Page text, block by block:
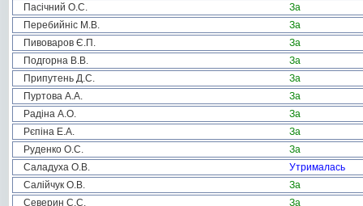
Пасічний О.С.
За
Перебийніс М.В.
За
Пивоваров Є.П.
За
Подгорна В.В.
За
Припутень Д.С.
За
Пуртова А.А.
За
Радіна А.О.
За
Рєпіна Е.А.
За
Руденко О.С.
За
Саладуха О.В.
Утрималась
Салійчук О.В.
За
Северин С.С.
За